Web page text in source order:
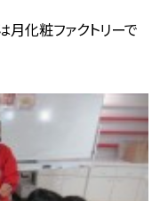
月化粧ファクトリーで